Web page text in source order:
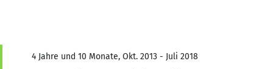
4 Jahre und 10 Monate, Okt. 2013 - Juli 2018